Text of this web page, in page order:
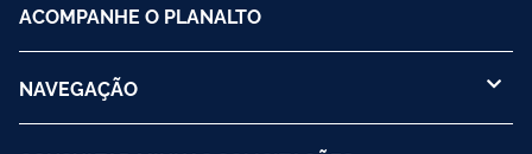
ACOMPANHE O PLANALTO
NAVEGAÇÃO